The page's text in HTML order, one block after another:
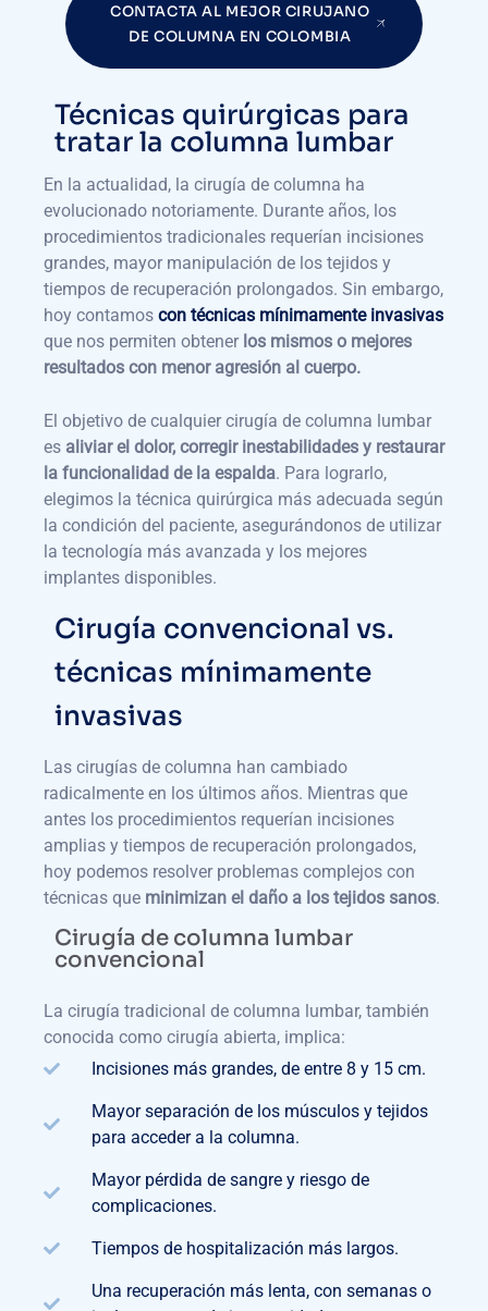
CONTACTA AL MEJOR CIRUJANO
DE COLUMNA EN COLOMBIA
Técnicas quirúrgicas para
tratar la columna lumbar
En la actualidad, la cirugía de columna ha
evolucionado notoriamente. Durante años, los
procedimientos tradicionales requerían incisiones
grandes, mayor manipulación de los tejidos y
tiempos de recuperación prolongados. Sin embargo,
hoy contamos con técnicas mínimamente invasivas
que nos permiten obtener los mismos o mejores
resultados con menor agresión al cuerpo.
El objetivo de cualquier cirugía de columna lumbar
es aliviar el dolor, corregir inestabilidades y restaurar
la funcionalidad de la espalda. Para lograrlo,
elegimos la técnica quirúrgica más adecuada según
la condición del paciente, asegurándonos de utilizar
la tecnología más avanzada y los mejores
implantes disponibles.
Cirugía convencional vs.
técnicas mínimamente
invasivas
Las cirugías de columna han cambiado
radicalmente en los últimos años. Mientras que
antes los procedimientos requerían incisiones
amplias y tiempos de recuperación prolongados,
hoy podemos resolver problemas complejos con
técnicas que minimizan el daño a los tejidos sanos.
Cirugía de columna lumbar
convencional
La cirugía tradicional de columna lumbar, también
conocida como cirugía abierta, implica:
Incisiones más grandes, de entre 8 y 15 cm.
Mayor separación de los músculos y tejidos
para acceder a la columna.
Mayor pérdida de sangre y riesgo de
complicaciones.
Tiempos de hospitalización más largos.
Una recuperación más lenta, con semanas o